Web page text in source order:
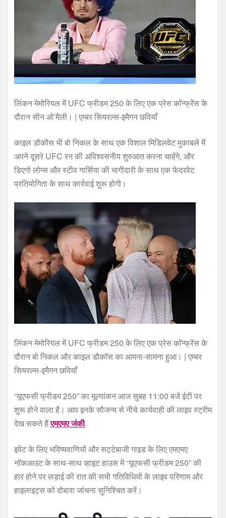
लिंकन मेमोरियल में UFC फ्रीडम 250 के लिए एक प्रेस कॉन्फ्रेंस के
दौरान सीन ओ’मैली। | एम्बर सियरल्स-इमैगन छवियाँ
काइल डौकौस भी बो निकल के साथ एक विशाल मिडिलवेट मुकाबले में
अपने दूसरे UFC रन की अविश्वसनीय शुरुआत करना चाहेंगे, और
डिएगो लोप्स और स्टीव गार्सिया की भागीदारी के साथ एक फेदरवेट
प्रतियोगिता के साथ कार्रवाई शुरू होगी।
लिंकन मेमोरियल में UFC फ्रीडम 250 के लिए एक प्रेस कॉन्फ्रेंस के
दौरान बो निकल और काइल डौकॉस का आमना-सामना हुआ। | एम्बर
सियरल्स-इमैगन छवियाँ
“यूएफसी फ्रीडम 250” का मूल्यांकन आज सुबह 11:00 बजे ईटी पर
शुरू होने वाला है। आप इनके सौजन्य से नीचे कार्यवाही की लाइव स्ट्रीम
देख सकते हैंएमएमए जंकी.
इवेंट के लिए भविष्यवाणियों और सट्टेबाजी गाइड के लिए एमएमए
नॉकआउट के साथ-साथ व्हाइट हाउस में “यूएफसी फ्रीडम 250” की
हार होने पर लड़ाई की रात की सभी गतिविधियों के लाइव परिणाम और
हाइलाइट्स को दोबारा जांचना सुनिश्चित करें।